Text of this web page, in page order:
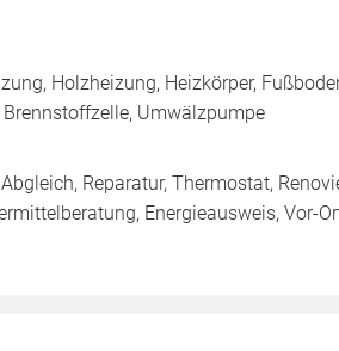
Holzheizung, Heizkörper,
Umwälzpumpe
Reparatur, Thermostat,
Energieausweis, Vor-